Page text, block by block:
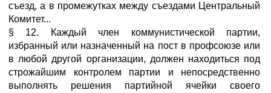
съезд, а в промежутках между съездами Центральный
Комитет...
§ 12. Каждый член коммунистической партии,
избранный или назначенный на пост в профсоюзе или
в любой другой организации, должен находиться под
строжайшим контролем партии и непосредственно
выполнять решения партийной ячейки своего